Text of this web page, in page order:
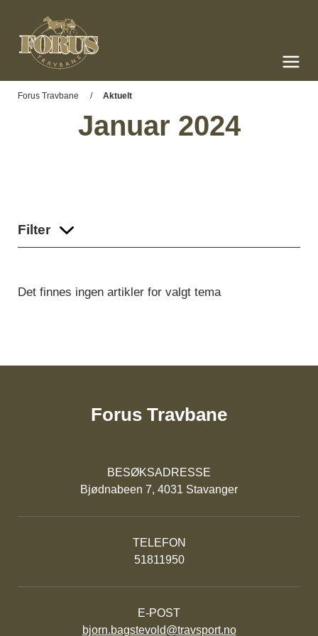
Forus Travbane Aktuelt
Januar 2024
Filter
Det finnes ingen artikler for valgt tema
Forus Travbane
BESØKSADRESSE
Bjødnabeen 7, 4031 Stavanger
TELEFON
51811950
E-POST
bjorn.bagstevold@travsport.no